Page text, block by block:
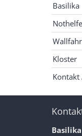
Basilika
Kloster